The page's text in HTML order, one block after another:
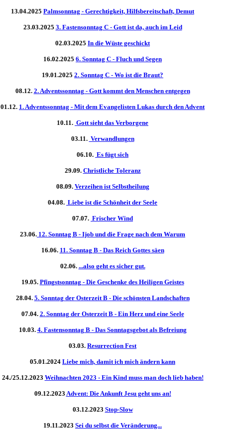
13.04.2025 Palmsonntag - Gerechtigkeit, Hilfsbereitschaft, Demut
23.03.2025 3. Fastensonntag C - Gott ist da, auch im Leid
02.03.2025 In die Wüste geschickt
16.02.2025 6. Sonntag C - Fluch und Segen
19.01.2025 2. Sonntag C - Wo ist die Braut?
08.12. 2. Adventssonntag - Gott kommt den Menschen entgegen
01.12. 1. Adventssonntag - Mit dem Evangelisten Lukas durch den Advent
10.11. Gott sieht das Verborgene
03.11. Verwandlungen
06.10. Es fügt sich
29.09. Christliche Toleranz
08.09. Verzeihen ist Selbstheilung
04.08. Liebe ist die Schönheit der Seele
07.07. Frischer Wind
23.06. 12. Sonntag B - Ijob und die Frage nach dem Warum
16.06. 11. Sonntag B - Das Reich Gottes säen
02.06. ...also geht es sicher gut.
19.05. Pfingstsonntag - Die Geschenke des Heiligen Geistes
28.04. 5. Sonntag der Osterzeit B - Die schönsten Landschaften
07.04. 2. Sonntag der Osterzeit B - Ein Herz und eine Seele
10.03. 4. Fastensonntag B - Das Sonntagsgebot als Befreiung
03.03. Resurrection Fest
05.01.2024 Liebe mich, damit ich mich ändern kann
24./25.12.2023 Weihnachten 2023 - Ein Kind muss man doch lieb haben!
09.12.2023 Advent: Die Ankunft Jesu geht uns an!
03.12.2023 Stop-Slow
19.11.2023 Sei du selbst die Veränderung...